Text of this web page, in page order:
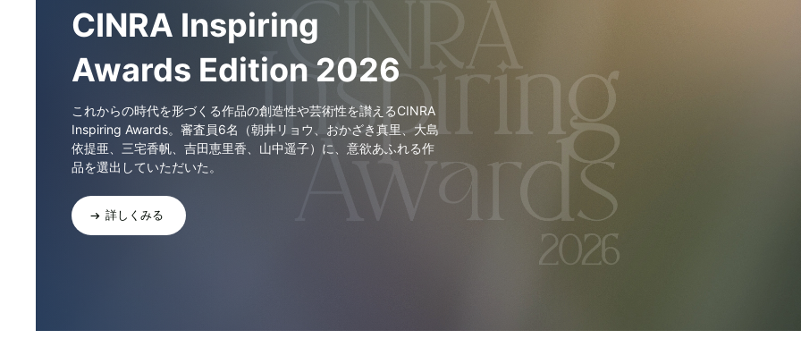
CINRA Inspiring
Awards Edition 2026
これからの時代を形づくる作品の創造性や芸術性を讃えるCINRA
Inspiring Awards。審査員6名（朝井リョウ、おかざき真里、大島
依提亜、三宅香帆、吉田恵里香、山中遥子）に、意欲あふれる作
品を選出していただいた。
詳しくみる